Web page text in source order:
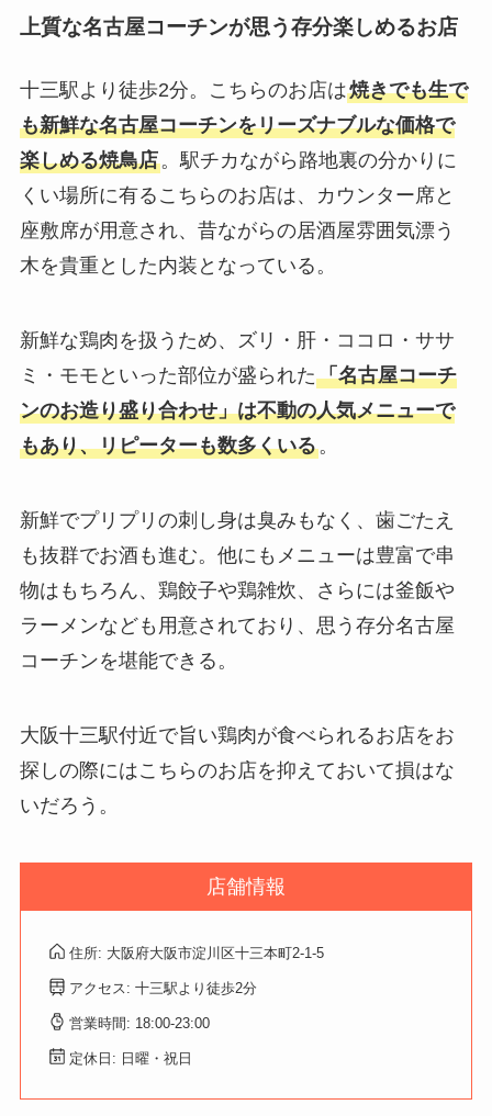
上質な名古屋コーチンが思う存分楽しめるお店
十三駅より徒歩2分。こちらのお店は焼きでも生で
も新鮮な名古屋コーチンをリーズナブルな価格で
楽しめる焼鳥店。駅チカながら路地裏の分かりに
くい場所に有るこちらのお店は、カウンター席と
座敷席が用意され、昔ながらの居酒屋雰囲気漂う
木を貴重とした内装となっている。
新鮮な鶏肉を扱うため、ズリ・肝・ココロ・ササ
ミ・モモといった部位が盛られた「名古屋コーチ
ンのお造り盛り合わせ」は不動の人気メニューで
もあり、リピーターも数多くいる。
新鮮でプリプリの刺し身は臭みもなく、歯ごたえ
も抜群でお酒も進む。他にもメニューは豊富で串
物はもちろん、鶏餃子や鶏雑炊、さらには釜飯や
ラーメンなども用意されており、思う存分名古屋
コーチンを堪能できる。
大阪十三駅付近で旨い鶏肉が食べられるお店をお
探しの際にはこちらのお店を抑えておいて損はな
いだろう。
店舗情報
住所: 大阪府大阪市淀川区十三本町2-1-5
アクセス: 十三駅より徒歩2分
営業時間: 18:00-23:00
定休日: 日曜・祝日